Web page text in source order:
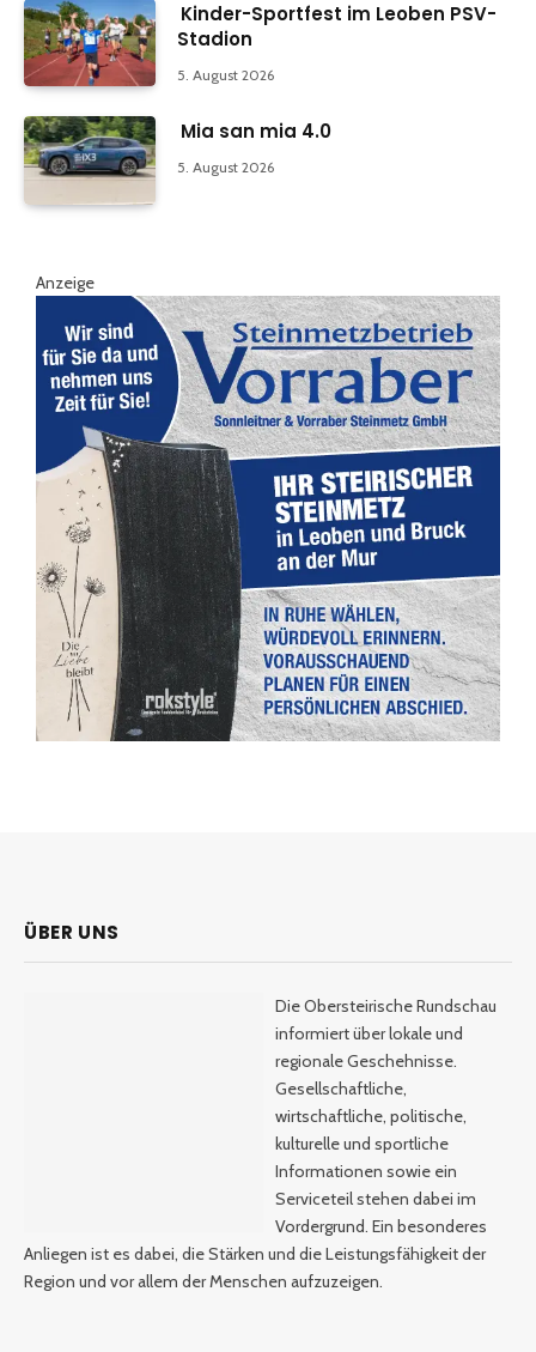
Kinder-Sportfest im Leoben PSV-
Stadion
5. August 2026
Mia san mia 4.0
5. August 2026
Anzeige
ÜBER UNS
Die Obersteirische Rundschau
informiert über lokale und
regionale Geschehnisse.
Gesellschaftliche,
wirtschaftliche, politische,
kulturelle und sportliche
Informationen sowie ein
Serviceteil stehen dabei im
Vordergrund. Ein besonderes
Anliegen ist es dabei, die Stärken und die Leistungsfähigkeit der
Region und vor allem der Menschen aufzuzeigen.